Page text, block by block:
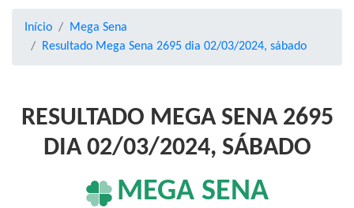
Início
Mega Sena
Resultado Mega Sena 2695 dia 02/03/2024, sábado
RESULTADO MEGA SENA 2695
DIA 02/03/2024, SÁBADO
MEGA SENA